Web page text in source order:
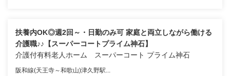
扶養内OK◎週2回～・日勤のみ可 家庭と両立しながら働ける
介護職♪♪【スーパーコートプライム神石】
介護付有料老人ホーム スーパーコート プライム神石
阪和線(天王寺～和歌山)津久野駅...